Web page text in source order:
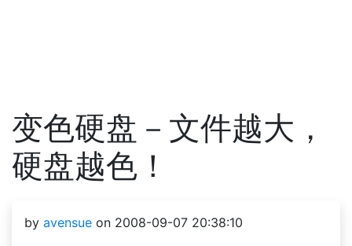
变色硬盘－文件越大，
硬盘越色！
by avensue on 2008-09-07 20:38:10